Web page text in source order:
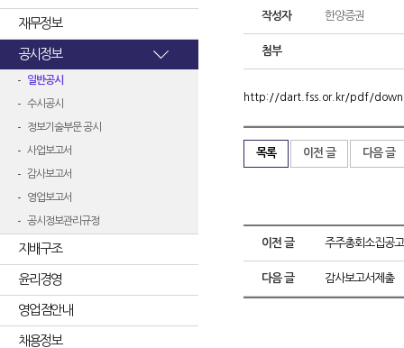
재무정보
공시정보
일반공시
수시공시
정보기술부문 공시
사업보고서
감사보고서
영업보고서
공시정보관리규정
지배구조
윤리경영
영업점안내
채용정보
작성자 한양증권
첨부
http://dart.fss.or.kr/pdf/
목록 이전 글 다음 글
이전 글 주주총회소집공고
다음 글 감사보고서제출